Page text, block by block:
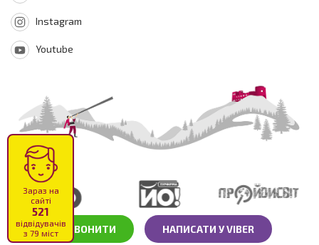
ПОДЗВОНИТИ НАПИСАТИ У VIBER
Instagram
Youtube
Зараз на
сайті
521
відвідувачів
з 79 міст